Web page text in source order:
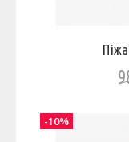
-10%